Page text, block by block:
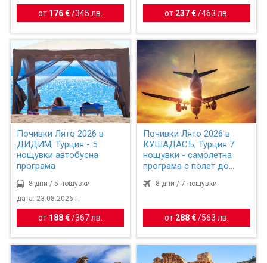
от 176 € /345 лв. от 237 €/463 лв.
Почивки Лято 2026 в
ДИДИМ, Турция - 5
нощувки автобусна
програма
8 дни / 5 нощувки
дата: 23.08.2026 г.
от 188 € /367 лв.
Почивки Лято 2026 в
КУШАДАСЪ, Турция 7
нощувки - самолетна
програма с полет до
8 дни / 7 нощувки
от 288 €/563 лв.